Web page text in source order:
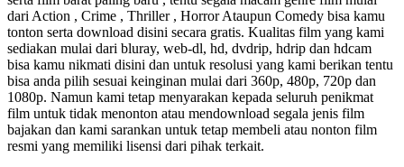
dari Action , Crime , Thriller , Horror Ataupun Comedy bisa kamu
tonton serta download disini secara gratis. Kualitas film yang kami
sediakan mulai dari bluray, web-dl, hd, dvdrip, hdrip dan hdcam
bisa kamu nikmati disini dan untuk resolusi yang kami berikan tentu
bisa anda pilih sesuai keinginan mulai dari 360p, 480p, 720p dan
1080p. Namun kami tetap menyarakan kepada seluruh penikmat
film untuk tidak menonton atau mendownload segala jenis film
bajakan dan kami sarankan untuk tetap membeli atau nonton film
resmi yang memiliki lisensi dari pihak terkait.